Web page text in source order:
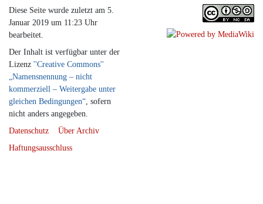
Diese Seite wurde zuletzt am 5.
Januar 2019 um 11:23 Uhr
bearbeitet.
Der Inhalt ist verfügbar unter der
Lizenz ''Creative Commons''
„Namensnennung – nicht
kommerziell – Weitergabe unter
gleichen Bedingungen“, sofern
nicht anders angegeben.
Datenschutz
Über Archiv
Haftungsausschluss